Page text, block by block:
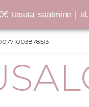
tasuta saatmine |